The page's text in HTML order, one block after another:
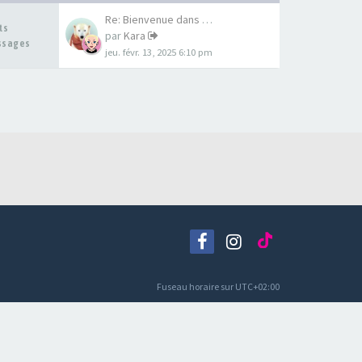
Re: Bienvenue dans votre nouv…
par Kara
jeu. févr. 13, 2025 6:10 pm
Fuseau horaire sur UTC+02:00